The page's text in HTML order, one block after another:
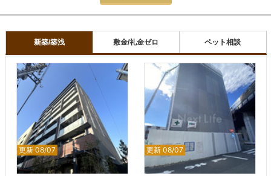
新築/築浅 敷金/礼金ゼロ ペット相談
更新 08/07 更新 08/07